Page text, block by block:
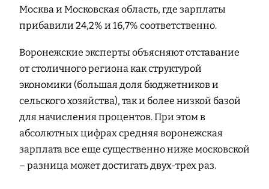
Москва и Московская область, где зарплаты
прибавили 24,2% и 16,7% соответственно.
Воронежские эксперты объясняют отставание
от столичного региона как структурой
экономики (большая доля бюджетников и
сельского хозяйства), так и более низкой базой
для начисления процентов. При этом в
абсолютных цифрах средняя воронежская
зарплата все еще существенно ниже московской
– разница может достигать двух-трех раз.